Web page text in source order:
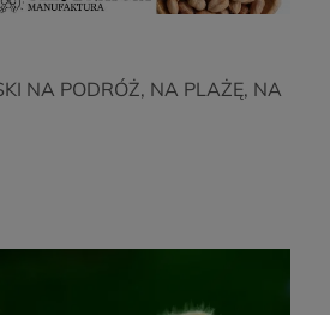
NA PODRÓŻ, NA PLAŻĘ, NA